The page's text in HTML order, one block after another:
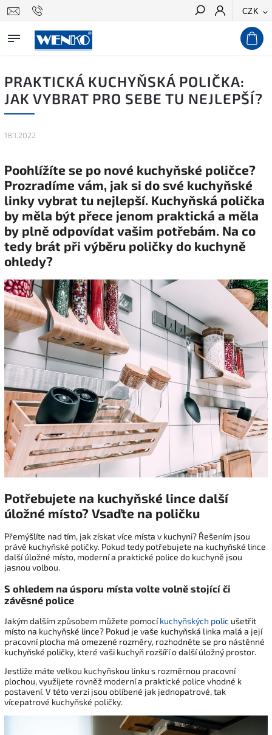
CZK
Hledat
PRAKTICKÁ KUCHYŇSKÁ POLIČKA:
JAK VYBRAT PRO SEBE TU NEJLEPŠÍ?
18.1.2022
Poohlížíte se po nové kuchyňské poličce?
Prozradíme vám, jak si do své kuchyňské
linky vybrat tu nejlepší. Kuchyňská polička
by měla být přece jenom praktická a měla
by plně odpovídat vašim potřebám. Na co
tedy brát při výběru poličky do kuchyně
ohledy?
Potřebujete na kuchyňské lince další
úložné místo? Vsaďte na poličku
Přemýšlíte nad tím, jak získat více místa v kuchyni? Řešením jsou
právě kuchyňské poličky. Pokud tedy potřebujete na kuchyňské lince
další úložné místo, moderní a praktické police do kuchyně jsou
jasnou volbou.
S ohledem na úsporu místa volte volně stojící či
závěsné police
Jakým dalším způsobem můžete pomocíkuchyňských polic ušetřit
místo na kuchyňské lince? Pokud je vaše kuchyňská linka malá a její
pracovní plocha má omezené rozměry, rozhodněte se pro nástěnné
kuchyňské poličky, které vaši kuchyň rozšíří o další úložný prostor.
Jestliže máte velkou kuchyňskou linku s rozměrnou pracovní
plochou, využijete rovněž moderní a praktické police vhodné k
postavení. V této verzi jsou oblíbené jak jednopatrové, tak
vícepatrové kuchyňské poličky.